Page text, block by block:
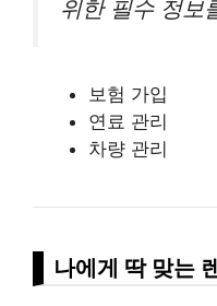
위한 필수 정보
보험 가입
연료 관리
차량 관리
나에게 딱 맞는